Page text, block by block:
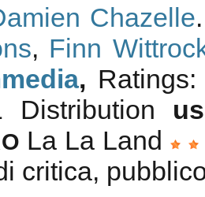
Chazelle
, Finn
,
La La Land
critica,